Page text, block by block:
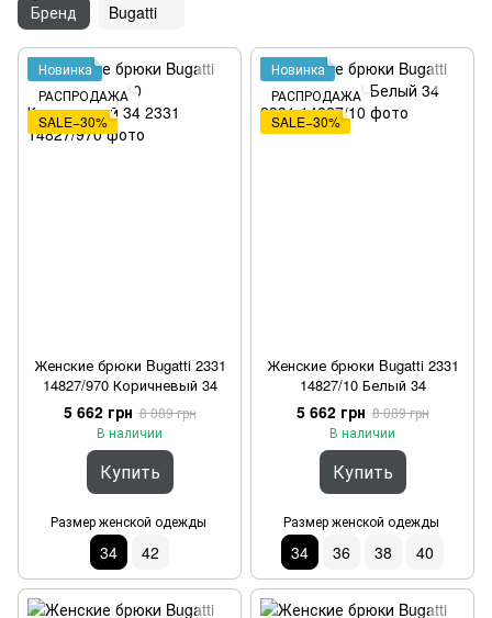
Бренд Bugatti
Новинка
РАСПРОДАЖА
SALE−30%
Женские брюки Bugatti 2331
14827/970 Коричневый 34
5 662 грн 8 089 грн
В наличии
Купить
Размер женской одежды
34 42
Новинка
РАСПРОДАЖА
SALE−30%
Женские брюки Bugatti 2331
14827/10 Белый 34
5 662 грн 8 089 грн
В наличии
Купить
Размер женской одежды
34 36 38 40